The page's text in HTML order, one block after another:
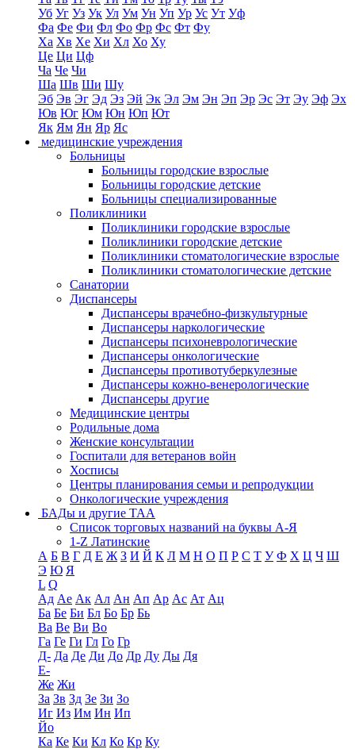
Уб Уг Уз Ук Ул Ум Ун Уп Ур Ус Ут Уф
Фа Фе Фи Фл Фо Фр Фс Фт Фу
Ха Хв Хе Хи Хл Хо Ху
Це Ци Цф
Ча Че Чи
Ша Шв Ши Шу
Эб Эв Эг Эд Эз Эй Эк Эл Эм Эн Эп Эр Эс Эт Эу Эф Эх
Юв Юг Юм Юн Юп Ют
Як Ям Ян Яр Яс
медицинские учреждения
Больницы
Больницы городские взрослые
Больницы городские детские
Больницы специализированные
Поликлиники
Поликлиники городские взрослые
Поликлиники городские детские
Поликлиники стоматологические взрослые
Поликлиники стоматологические детские
Санатории
Диспансеры
Диспансеры врачебно-физкультурные
Диспансеры наркологические
Диспансеры психоневрологические
Диспансеры онкологические
Диспансеры противотуберкулезные
Диспансеры кожно-венерологические
Диспансеры другие
Медицинские центры
Родильные дома
Женские консультации
Госпитали для ветеранов войн
Хосписы
Центры планирования семьи и репродукции
Онкологические учреждения
БАДы и другие ТАА
Список торговых названий на буквы А-Я
1-Z Латинские
А Б В Г Д Е Ж З И Й К Л М Н О П Р С Т У Ф Х Ц Ч Ш
Э Ю Я
L Q
Ад Ае Ак Ал Ан Ап Ар Ас Ат Ац
Ба Бе Би Бл Бо Бр Бь
Ва Ве Ви Во
Га Ге Ги Гл Го Гр
Д- Да Де Ди До Др Ду Ды Дя
Е-
Же Жи
За Зв Зд Зе Зи Зо
Иг Из Им Ин Ип
Йо
Ка Ке Ки Кл Ко Кр Ку